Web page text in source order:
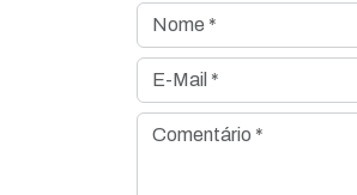
Nome *
E-Mail *
Comentário *